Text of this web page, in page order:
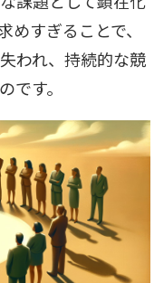
めすぎることで、
われ、持続的な競
です。